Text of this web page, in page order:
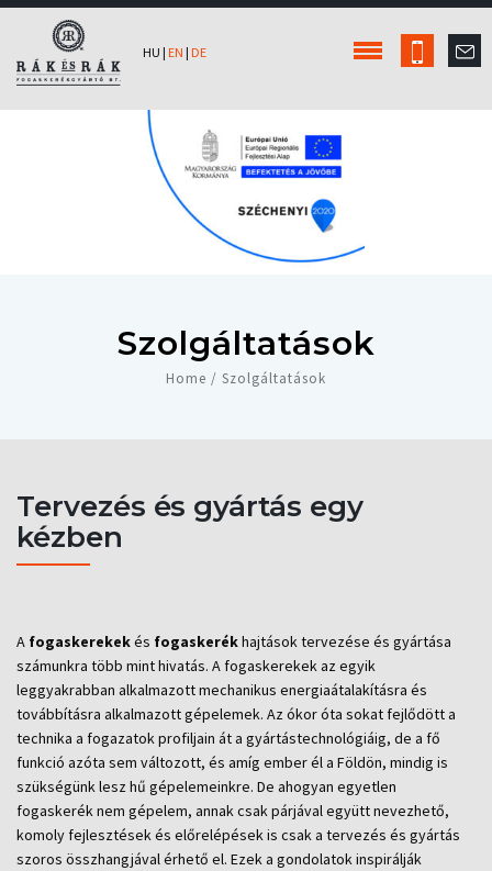
HU | EN | DE
Szolgáltatások
Home / Szolgáltatások
Tervezés és gyártás egy
kézben
A fogaskerekekés fogaskerékhajtások tervezése és gyártása
számunkra több mint hivatás. A fogaskerekek az egyik
leggyakrabban alkalmazott mechanikus energiaátalakításra és
továbbításra alkalmazott gépelemek. Az ókor óta sokat fejlődött a
technika a fogazatok profiljain át a gyártástechnológiáig, de a fő
funkció azóta sem változott, és amíg ember él a Földön, mindig is
szükségünk lesz hű gépelemeinkre. De ahogyan egyetlen
fogaskerék nem gépelem, annak csak párjával együtt nevezhető,
komoly fejlesztések és előrelépések is csak a tervezés és gyártás
szoros összhangjával érhető el. Ezek a gondolatok inspirálják